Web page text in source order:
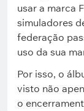
usar a marca
simuladores
federação
uso da sua
Por isso, o
visto não
o